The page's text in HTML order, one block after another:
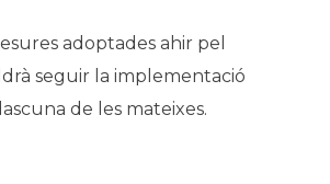
adoptades ahir pel
seguir la implementació
de les mateixes.